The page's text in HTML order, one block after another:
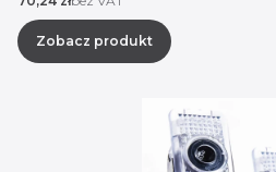
Zobacz produkt